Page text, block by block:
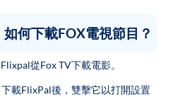
何下載FOX電視節目？
從Fox TV下載電影。
載FlixPal後，雙擊它以打開設置